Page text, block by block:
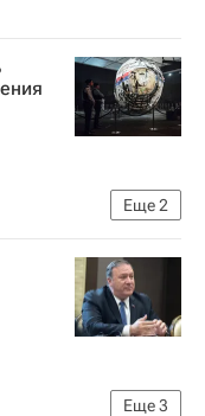
Еще2
Еще3